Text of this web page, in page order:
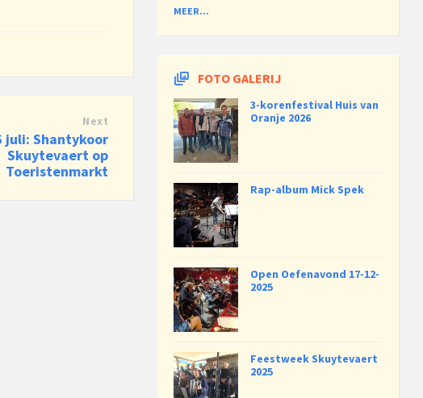
Next
juli: Shantykoor
Skuytevaert op
Toeristenmarkt
MEER...
FOTO GALERIJ
3-korenfestival Huis van
Oranje 2026
Rap-album Mick Spek
Open Oefenavond 17-12-
2025
Feestweek Skuytevaert
2025